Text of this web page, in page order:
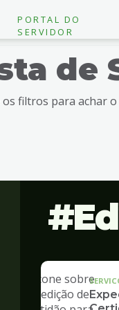
PORTAL DO
SERVIDOR
de
os filtros para achar